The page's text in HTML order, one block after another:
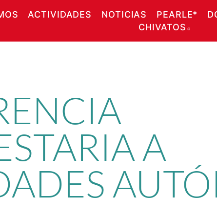
ACTIVIDADES NOTICIAS PEARLE*
CHIVATOS
A